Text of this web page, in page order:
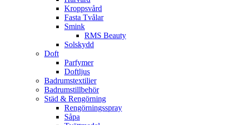
Kroppsvård
Fasta Tvålar
Smink
RMS Beauty
Solskydd
Doft
Parfymer
Doftljus
Badrumstextilier
Badrumstillbehör
Städ & Rengörning
Rengörningsspray
Såpa